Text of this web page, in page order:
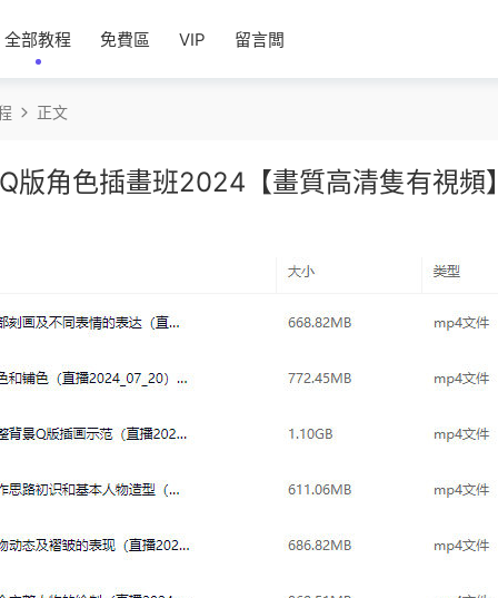
全部教程 免費區 VIP 留言闆
正文
版角色插畫班2024【畫質高清隻有視頻】